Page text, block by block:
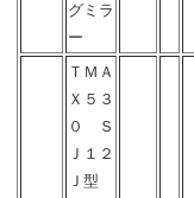
グミラ
ー
ＴＭＡ
Ｘ５３
０ Ｓ
Ｊ１２
Ｊ型